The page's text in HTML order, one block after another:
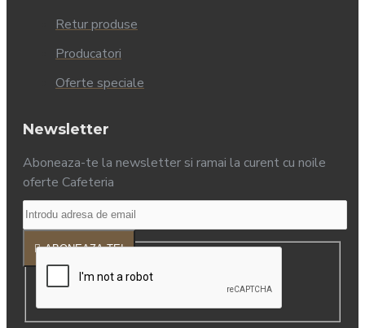
Retur produse
Producatori
Oferte speciale
Newsletter
Aboneaza-te la newsletter si ramai la curent cu noile
oferte Cafeteria
ABONEAZA-TE!